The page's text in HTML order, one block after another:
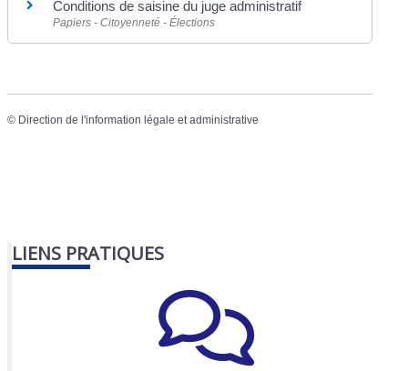
Conditions de saisine du juge administratif
Papiers - Citoyenneté - Élections
© Direction de l'information légale et administrative
LIENS PRATIQUES